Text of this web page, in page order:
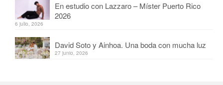
En estudio con Lazzaro – Míster Puerto Rico
2026
6 julio, 2026
David Soto y Ainhoa. Una boda con mucha luz
27 junio, 2026